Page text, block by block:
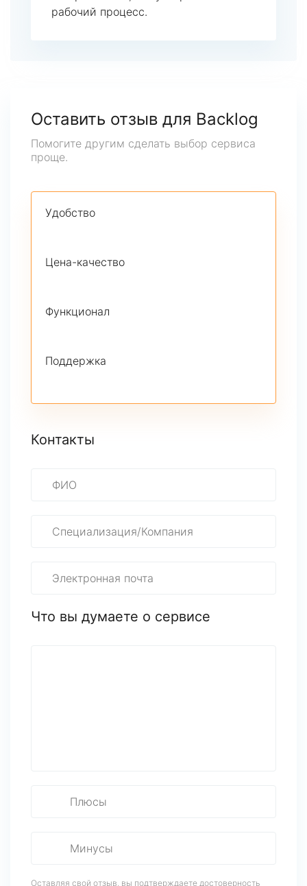
рабочий процесс.
Оставить отзыв для Backlog
Помогите другим сделать выбор сервиса
проще.
Удобство
Цена-качество
Функционал
Поддержка
Контакты
Что вы думаете о сервисе
Оставляя свой отзыв, вы подтверждаете достоверность